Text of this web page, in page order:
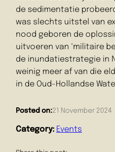
Posted on:21 November 2024
Category: Events
de sedimentatie
was slechts uitstel van
nood geboren de
uitvoeren van ‘militaire
de inundatiestrategie in
weinig meer af van die
in de Oud-Hollandse